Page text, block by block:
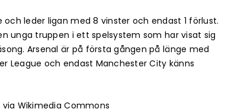
och leder ligan med 8 vinster och endast 1 förlust.
unga truppen i ett spelsystem som har visat sig
Arsenal är på första gången på länge med
League och endast Manchester City känns
via Wikimedia Commons